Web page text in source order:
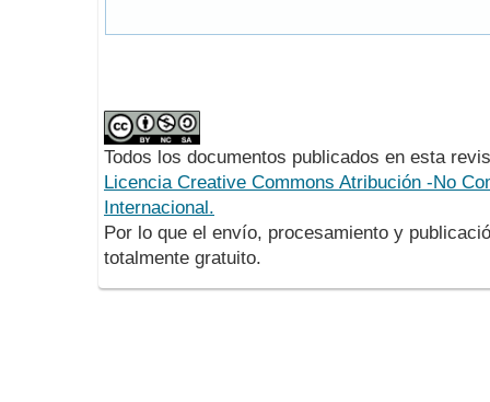
Todos los documentos publicados en esta
Licencia Creative Commons Atribución -No
Internacional.
Por lo que el envío, procesamiento y
totalmente gratuito.